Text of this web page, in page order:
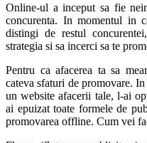
Online-ul a inceput sa fie
concurenta. In momentul in
distingi de restul
strategia si sa incerci sa te
Pentru ca afacerea ta sa
cateva sfaturi de promovare.
un website afacerii tale, l-ai
ai epuizat toate formele de
promovarea offline. Cum vei